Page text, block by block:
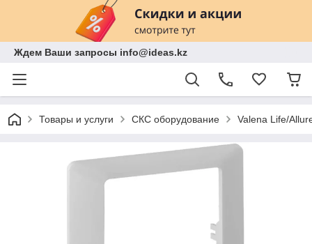
Ждем Ваши запросы info@ideas.kz
Товары и услуги СКС оборудование Valena Life/